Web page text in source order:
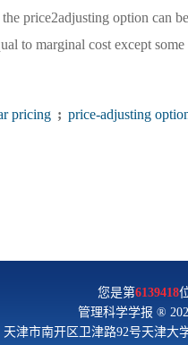
price2adjusting option can
to marginal cost except some
pricing ; price-adjusting
您是第6139418
管理科学学报 ®
津市南开区卫津路92号天津大